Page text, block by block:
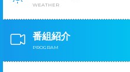
WEATHER
番組紹介
PROGRAM